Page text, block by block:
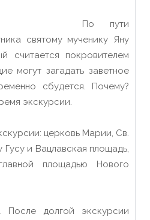
По пути
святому мученику Яну
считается покровителем
могут загадать заветное
сбудется. Почему?
экскурсии.
церковь Марии, Св.
Гусу и Вацлавская площадь,
площадью Нового
долгой экскурсии